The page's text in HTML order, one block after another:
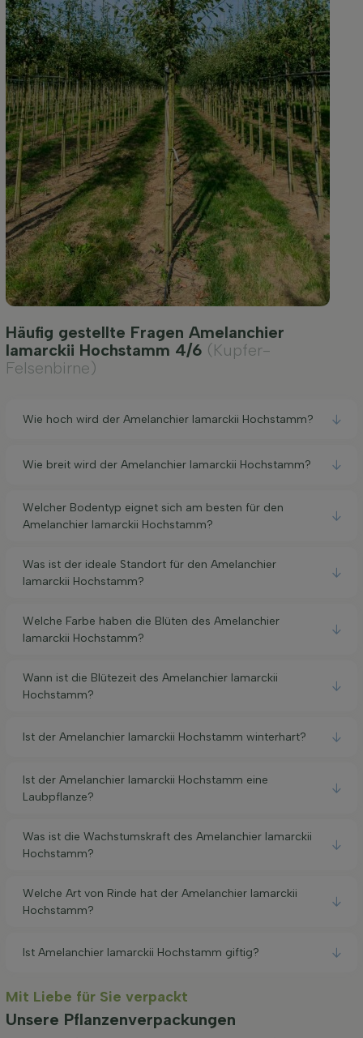
Häufig gestellte Fragen Amelanchier
lamarckii Hochstamm 4/6 (Kupfer-
Felsenbirne)
Wie hoch wird der Amelanchier lamarckii Hochstamm?
Wie breit wird der Amelanchier lamarckii Hochstamm?
Welcher Bodentyp eignet sich am besten für den
Amelanchier lamarckii Hochstamm?
Was ist der ideale Standort für den Amelanchier
lamarckii Hochstamm?
Welche Farbe haben die Blüten des Amelanchier
lamarckii Hochstamm?
Wann ist die Blütezeit des Amelanchier lamarckii
Hochstamm?
Ist der Amelanchier lamarckii Hochstamm winterhart?
Ist der Amelanchier lamarckii Hochstamm eine
Laubpflanze?
Was ist die Wachstumskraft des Amelanchier lamarckii
Hochstamm?
Welche Art von Rinde hat der Amelanchier lamarckii
Hochstamm?
Ist Amelanchier lamarckii Hochstamm giftig?
Mit Liebe für Sie verpackt
Unsere Pflanzenverpackungen